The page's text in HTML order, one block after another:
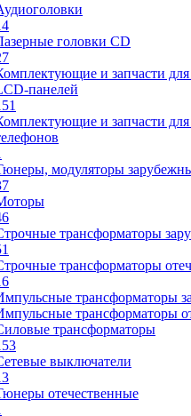
головки CD
и запчасти для
панелей
и запчасти для
модуляторы
трансформаторы
трансформаторы
трансформаторы
трансформаторы
трансформаторы
выключатели
отечественные